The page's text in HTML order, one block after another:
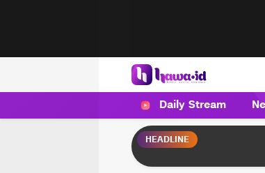
HAWA
Haluan Wanita Indonesia
Daily Stream
HEADLINE